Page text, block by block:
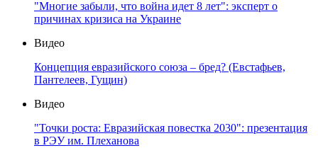
"Многие забыли, что война идет 8 лет": эксперт о
причинах кризиса на Украине
Видео
Концепция евразийского союза – бред? (Евстафьев,
Пантелеев, Гущин)
Видео
"Точки роста: Евразийская повестка 2030": презентация
в РЭУ им. Плеханова